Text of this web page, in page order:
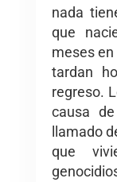
nada
que
meses
tardan
regreso.
causa
llamado
que